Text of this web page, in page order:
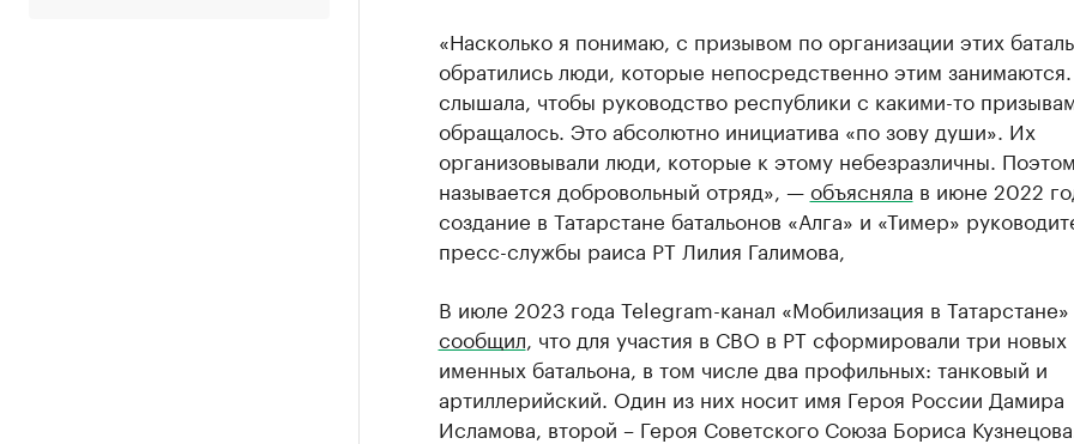
«Насколько я понимаю, с призывом по организации этих
обратились люди, которые непосредственно этим
слышала, чтобы руководство республики с какими-то
обращалось. Это абсолютно инициатива «по зову души». Их
организовывали люди, которые к этому небезразличны.
называется добровольный отряд», —объясняла в июне 2022
создание в Татарстане батальонов «Алга» и «Тимер»
пресс-службы раиса РТ Лилия Галимова,
В июле 2023 года Telegram-канал «Мобилизация в Татарстане»
сообщил , что для участия в СВО в РТ сформировали три новых
именных батальона, в том числе два профильных: танковый и
артиллерийский. Один из них носит имя Героя России Дамира
Исламова, второй – Героя Советского Союза Бориса Кузнецова.